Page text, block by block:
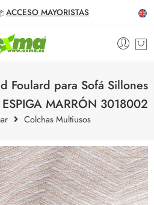
ACCESO MAYORISTAS
Foulard para Sofá Sillones
MARRÓN 3018002
Colchas Multiusos